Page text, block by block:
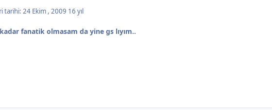
tarihi: 24 Ekim , 2009 16 yıl
fanatik olmasam da yine gs lıyım..